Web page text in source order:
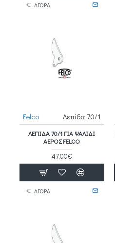
ΑΓΟΡΑ
Felco Λεπίδα 70/1
ΛΕΠΊΔΑ 70/1 ΓΙΑ ΨΑΛΊΔΙ
ΑΈΡΟΣ FELCO
47,00€
ΑΓΟΡΑ